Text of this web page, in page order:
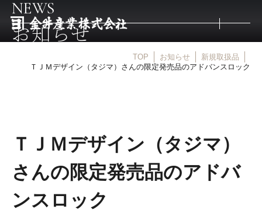
トップ
取扱メーカー
金井産業の強み
NEWS
お知らせ
TOP お知らせ
新規取扱品
ＴＪＭデザイン（タジマ）さんの限定発売品のアドバンスロック
ＴＪＭデザイン（タジマ）
さんの限定発売品のアドバ
ンスロック